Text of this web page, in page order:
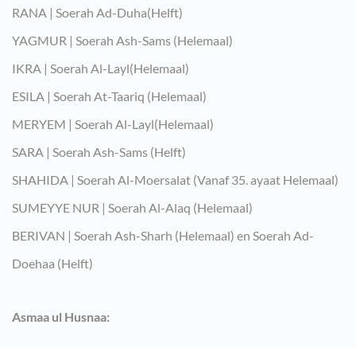
RANA | Soerah Ad-Duha(Helft)
YAGMUR | Soerah Ash-Sams (Helemaal)
IKRA | Soerah Al-Layl(Helemaal)
ESILA | Soerah At-Taariq (Helemaal)
MERYEM | Soerah Al-Layl(Helemaal)
SARA | Soerah Ash-Sams (Helft)
SHAHIDA | Soerah Al-Moersalat (Vanaf 35. ayaat Helemaal)
SUMEYYE NUR | Soerah Al-Alaq (Helemaal)
BERIVAN | Soerah Ash-Sharh (Helemaal) en Soerah Ad-
Doehaa (Helft)
Asmaa ul Husnaa: